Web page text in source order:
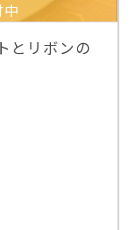
とリボンの